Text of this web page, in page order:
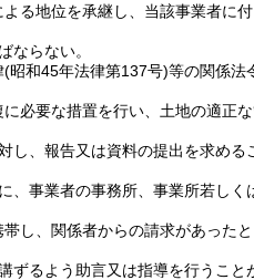
地位を承継し、当該事業者に
ならない。
(昭和45年法律第137号)等の関係法
必要な措置を行い、土地の適正な
、報告又は資料の提出を求める
事業者の事務所、事業所若しく
し、関係者からの請求があった
るよう助言又は指導を行うこと